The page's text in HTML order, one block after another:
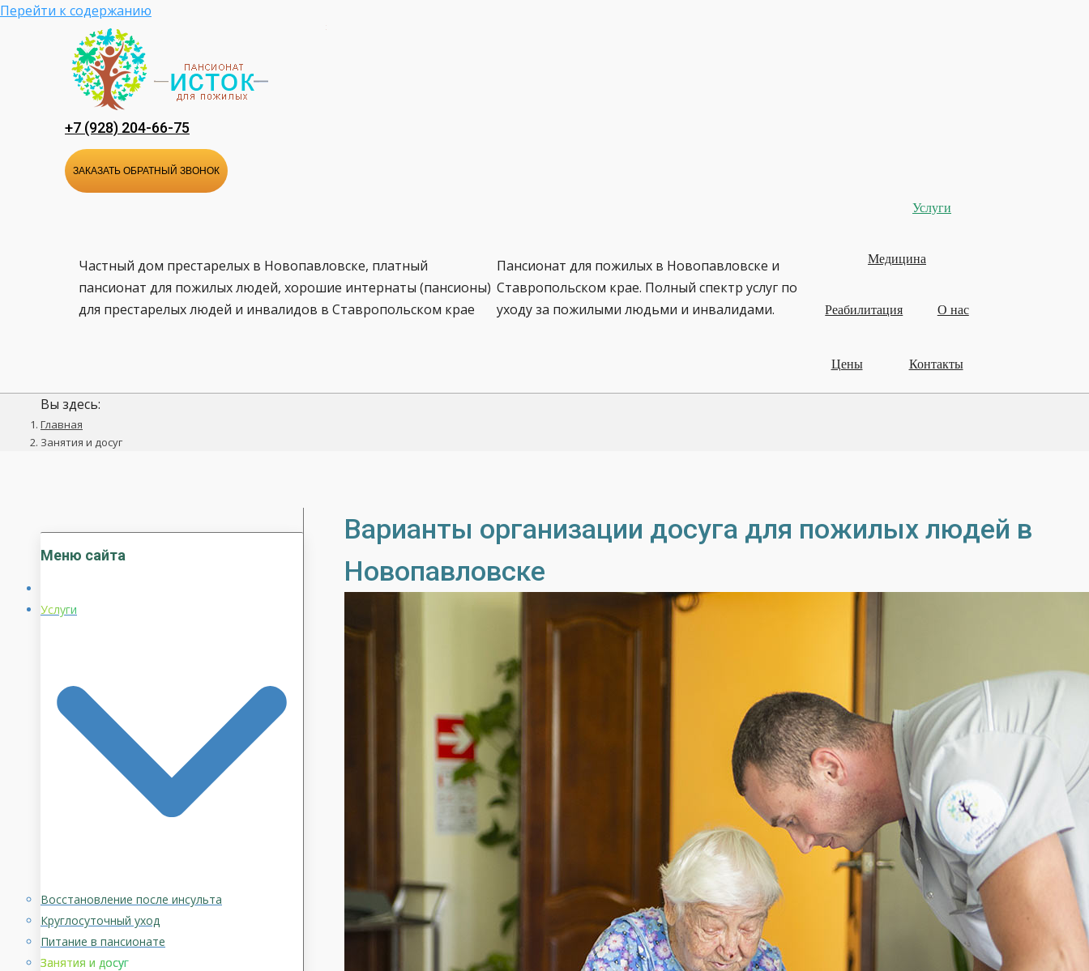
Перейти к содержанию
+7 (928) 204-66-75
ЗАКАЗАТЬ ОБРАТНЫЙ ЗВОНОК
Частный дом престарелых в Новопавловске, платный
пансионат для пожилых людей, хорошие интернаты (пансионы)
для престарелых людей и инвалидов в Ставропольском крае
Пансионат для пожилых в Новопавловске и
Ставропольском крае. Полный спектр услуг по
уходу за пожилыми людьми и инвалидами.
Услуги
Медицина
Реабилитация О нас
Цены Контакты
Вы здесь:
Главная
Занятия и досуг
Варианты организации досуга для пожилых людей в
Новопавловске
Меню сайта
Услуги
Восстановление после инсульта
Круглосуточный уход
Питание в пансионате
Занятия и досуг